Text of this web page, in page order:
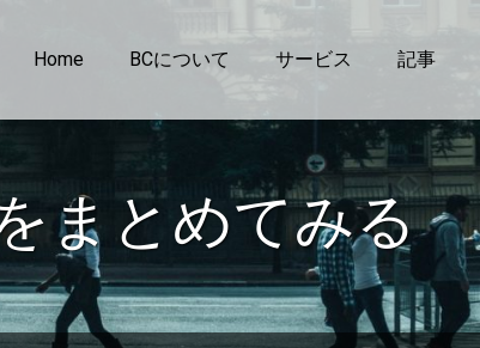
Home BCについて サービス 記事
まとめてみる